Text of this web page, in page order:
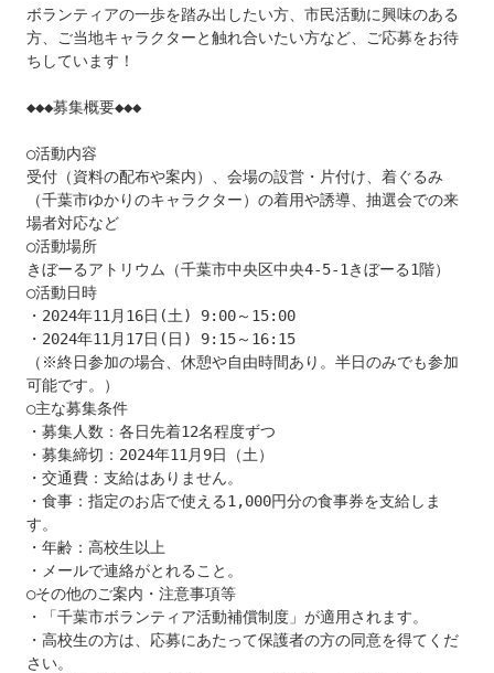
ボランティアの一歩を踏み出したい方、市民活動に興味のある
方、ご当地キャラクターと触れ合いたい方など、ご応募をお待
ちしています！
◆◆◆募集概要◆◆◆
○活動内容
受付（資料の配布や案内）、会場の設営・片付け、着ぐるみ
（千葉市ゆかりのキャラクター）の着用や誘導、抽選会での来
場者対応など
○活動場所
きぼーるアトリウム（千葉市中央区中央4-5-1きぼーる1階）
○活動日時
・2024年11月16日(土) 9:00～15:00
・2024年11月17日(日) 9:15～16:15
（※終日参加の場合、休憩や自由時間あり。半日のみでも参加
可能です。）
○主な募集条件
・募集人数：各日先着12名程度ずつ
・募集締切：2024年11月9日（土）
・交通費：支給はありません。
・食事：指定のお店で使える1,000円分の食事券を支給しま
す。
・年齢：高校生以上
・メールで連絡がとれること。
○その他のご案内・注意事項等
・「千葉市ボランティア活動補償制度」が適用されます。
・高校生の方は、応募にあたって保護者の方の同意を得てくだ
さい。